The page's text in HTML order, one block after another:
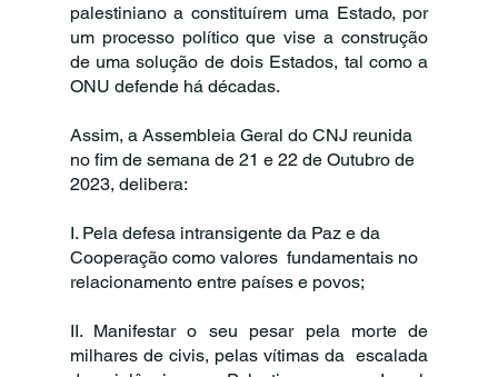
palestiniano a constituírem uma Estado, por
um processo político que vise a construção
de uma solução de dois Estados, tal como a
ONU defende há décadas.
Assim, a Assembleia Geral do CNJ reunida
no fim de semana de 21 e 22 de Outubro de
2023, delibera:
I. Pela defesa intransigente da Paz e da
Cooperação como valores  fundamentais no
relacionamento entre países e povos;
II. Manifestar o seu pesar pela morte de
milhares de civis, pelas vítimas da  escalada